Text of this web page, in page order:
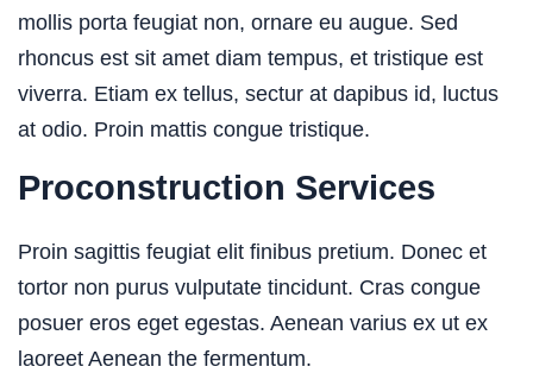
mollis porta feugiat non, ornare eu augue. Sed
rhoncus est sit amet diam tempus, et tristique est
viverra. Etiam ex tellus, sectur at dapibus id, luctus
at odio. Proin mattis congue tristique.
Proconstruction Services
Proin sagittis feugiat elit finibus pretium. Donec et
tortor non purus vulputate tincidunt. Cras congue
posuer eros eget egestas. Aenean varius ex ut ex
laoreet Aenean the fermentum.